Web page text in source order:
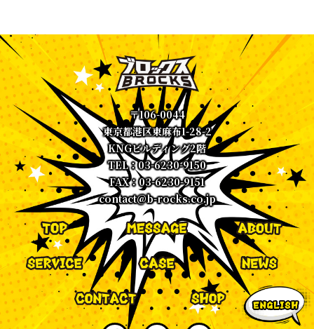
〒106-0044
東京都港区東麻布1-28-2
KNGビルディング2階
TEL：03-6230-9150
FAX：03-6230-9151
contact@b-rocks.co.jp